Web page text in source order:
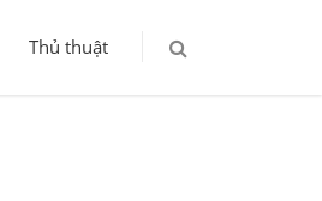
Thủ thuật